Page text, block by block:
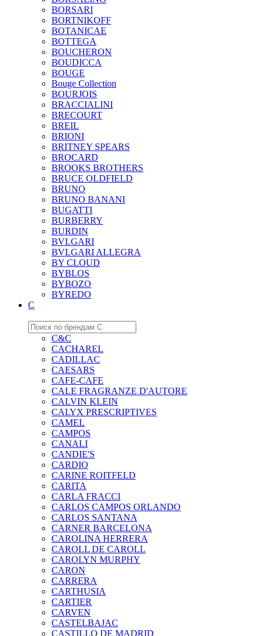
BORSARI
BORTNIKOFF
BOTANICAE
BOTTEGA
BOUCHERON
BOUDICCA
BOUGE
Bouge Collection
BOURJOIS
BRACCIALINI
BRECOURT
BREIL
BRIONI
BRITNEY SPEARS
BROCARD
BROOKS BROTHERS
BRUCE OLDFIELD
BRUNO
BRUNO BANANI
BUGATTI
BURBERRY
BURDIN
BVLGARI
BVLGARI ALLEGRA
BY CLOUD
BYBLOS
BYBOZO
BYREDO
C
C&C
CACHAREL
CADILLAC
CAESARS
CAFE-CAFE
CALE FRAGRANZE D'AUTORE
CALVIN KLEIN
CALYX PRESCRIPTIVES
CAMEL
CAMPOS
CANALI
CANDIE'S
CARDIO
CARINE ROITFELD
CARITA
CARLA FRACCI
CARLOS CAMPOS ORLANDO
CARLOS SANTANA
CARNER BARCELONA
CAROLINA HERRERA
CAROLL DE CAROLL
CAROLYN MURPHY
CARON
CARRERA
CARTHUSIA
CARTIER
CARVEN
CASTELBAJAC
CASTILLO DE MADRID